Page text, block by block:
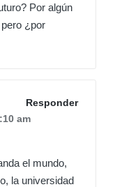
Por algún
¿por
Responder
am
el mundo,
la universidad